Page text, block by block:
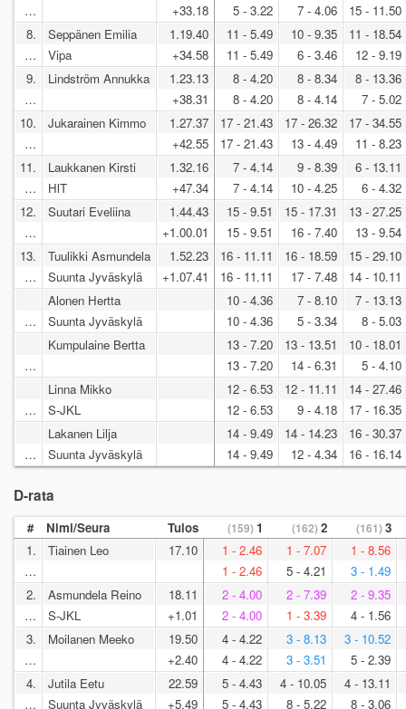
…
+33.18
5 - 3.22
7 - 4.06
15 - 11.50
8.
…
Seppänen Emilia
Vipa
1.19.40
+34.58
11 - 5.49
11 - 5.49
10 - 9.35
6 - 3.46
11 - 18.54
12 - 9.19
9.
…
Lindström Annukka
1.23.13
+38.31
8 - 4.20
8 - 4.20
8 - 8.34
8 - 4.14
8 - 13.36
7 - 5.02
10.
…
Jukarainen Kimmo
1.27.37
+42.55
17 - 21.43
17 - 21.43
17 - 26.32
13 - 4.49
17 - 34.55
11 - 8.23
11.
…
Laukkanen Kirsti
HlT
1.32.16
+47.34
7 - 4.14
7 - 4.14
9 - 8.39
10 - 4.25
6 - 13.11
6 - 4.32
12.
…
Suutari Eveliina
1.44.43
+1.00.01
15 - 9.51
15 - 9.51
15 - 17.31
16 - 7.40
13 - 27.25
13 - 9.54
13.
…
Tuulikki Asmundela
Suunta Jyväskylä
1.52.23
+1.07.41
16 - 11.11
16 - 11.11
16 - 18.59
17 - 7.48
15 - 29.10
14 - 10.11
…
Alonen Hertta
Suunta Jyväskylä
10 - 4.36
10 - 4.36
7 - 8.10
5 - 3.34
7 - 13.13
8 - 5.03
…
Kumpulaine Bertta
13 - 7.20
13 - 7.20
13 - 13.51
14 - 6.31
10 - 18.01
5 - 4.10
…
Linna Mikko
S-JKL
12 - 6.53
12 - 6.53
12 - 11.11
9 - 4.18
14 - 27.46
17 - 16.35
…
Lakanen Lilja
Suunta Jyväskylä
14 - 9.49
14 - 9.49
14 - 14.23
12 - 4.34
16 - 30.37
16 - 16.14
D-rata
# Nimi/Seura Tulos (159) 1 (162)2 (161)3
1.
…
Tiainen Leo 17.10
1 - 2.46
1 - 2.46
1 - 7.07
5 - 4.21
1 - 8.56
3 - 1.49
2.
…
Asmundela Reino
S-JKL
18.11
+1.01
2 - 4.00
2 - 4.00
2 - 7.39
1 - 3.39
2 - 9.35
4 - 1.56
3.
…
Moilanen Meeko
19.50
+2.40
4 - 4.22
4 - 4.22
3 - 8.13
3 - 3.51
3 - 10.52
5 - 2.39
4.
…
Jutila Eetu
Suunta Jyväskylä
22.59
+5.49
5 - 4.43
5 - 4.43
4 - 10.05
8 - 5.22
4 - 13.11
8 - 3.06